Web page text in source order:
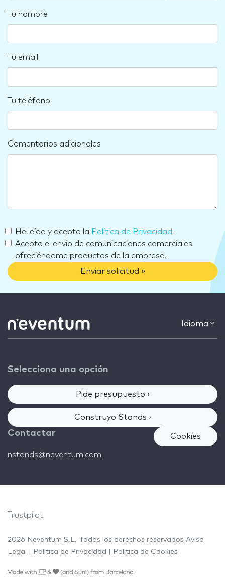
Tu nombre
Tu email
Tu teléfono
Comentarios adicionales
He leído y acepto la Política de Privacidad.
Acepto el envio de comunicaciones comerciales
ofreciéndome productos de la empresa.
Enviar solicitud »
Idioma
Selecciona una opción
Pide presupuesto ›
Construyo Stands ›
Contactar
nstands@neventum.com
Cookies
Trustpilot
2026 Neventum S.L. Todos los derechos reservados Aviso
Legal
Política de Privacidad Política de Cookies